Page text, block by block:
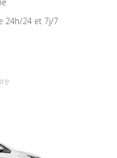
24h/24 et 7j/7